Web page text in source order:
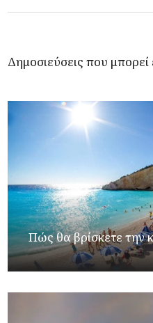
Δημοσιεύσεις που
Πώς θα βρίσκετε την